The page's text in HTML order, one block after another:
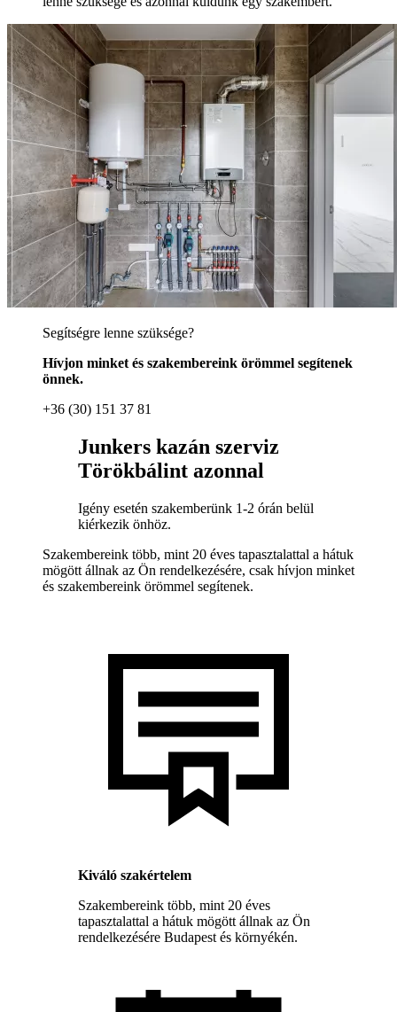
Segítségre lenne szüksége?
Hívjon minket és szakembereink örömmel segítenek
önnek.
+36 (30) 151 37 81
Junkers kazán szerviz
Törökbálint azonnal
Igény esetén szakemberünk 1-2 órán belül
kiérkezik önhöz.
Szakembereink több, mint 20 éves tapasztalattal a hátuk
mögött állnak az Ön rendelkezésére, csak hívjon minket
és szakembereink örömmel segítenek.
Kiváló szakértelem
Szakembereink több, mint 20 éves
tapasztalattal a hátuk mögött állnak az Ön
rendelkezésére Budapest és környékén.